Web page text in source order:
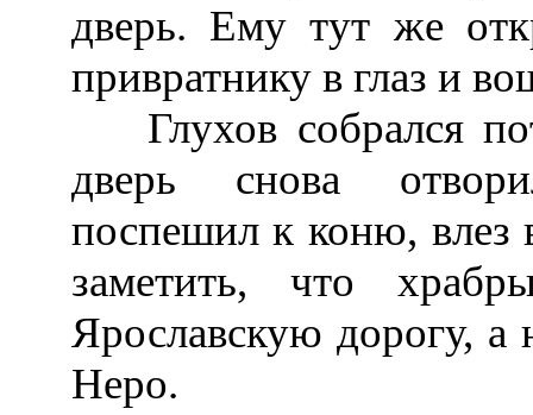
дверь. Ему тут же
привратнику в глаз и
Глухов собрался
дверь снова
поспешил к коню, влез
заметить, что
Ярославскую дорогу, а
Неро.